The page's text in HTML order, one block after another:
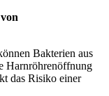
Bakterien aus
Harnröhrenöffnung
das Risiko einer